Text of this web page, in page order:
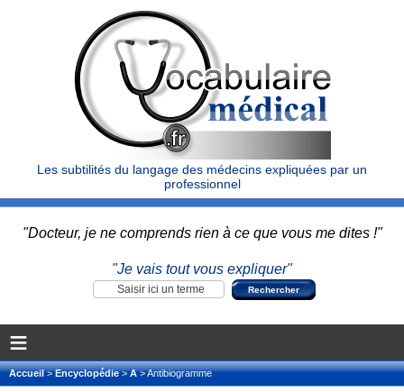
Les subtilités du langage des médecins expliquées par un
professionnel
"Docteur, je ne comprends rien à ce que vous me dites !"
"Je vais tout vous expliquer"
≡
Accueil>Encyclopédie>A> Antibiogramme